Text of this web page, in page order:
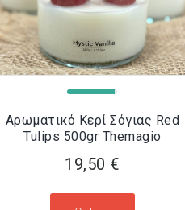
Αρωματικό Κερί Σόγιας Red
Tulips 500gr Themagio
19,50 €